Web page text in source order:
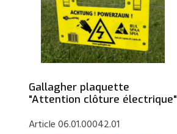
Gallagher plaquette
"Attention clôture électrique"
Article 06.01.00042.01